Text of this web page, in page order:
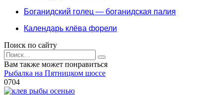
Боганидский голец — боганидская палия
Календарь клёва форели
Поиск по сайту
Search
for:
Вам также может понравиться
Рыбалка на Пятницком шоссе
0704